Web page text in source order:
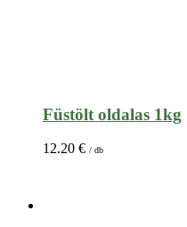
Füstölt oldalas 1kg
12.20 € / db